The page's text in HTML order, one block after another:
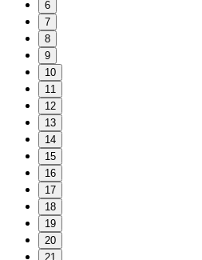
6
7
8
9
10
11
12
13
14
15
16
17
18
19
20
21